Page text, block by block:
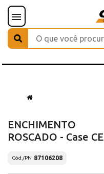
ENCHIMENTO
ROSCADO - Case CE
Cód./PN 87106208